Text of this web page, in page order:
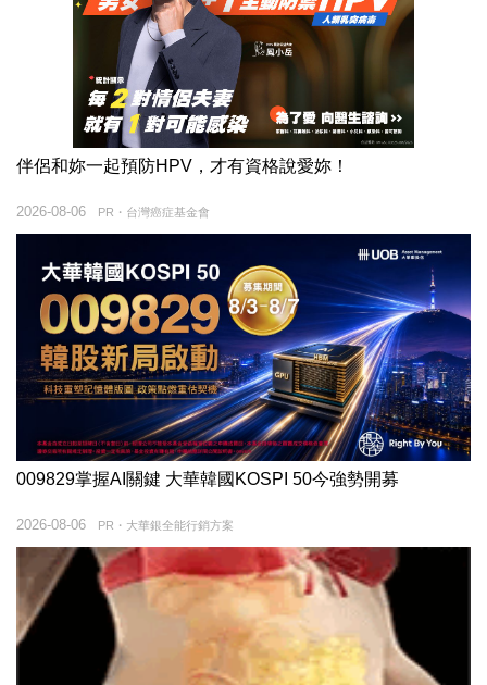
伴侶和妳一起預防HPV，才有資格說愛妳！
PR・台灣癌症基金會
2026-08-06
009829掌握AI關鍵 大華韓國KOSPI 50今強勢開募
PR・大華銀全能行銷方案
2026-08-06